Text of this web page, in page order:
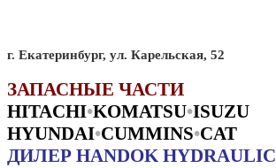
г. Екатеринбург, ул. Карельская, 52
ЗАПАСНЫЕ ЧАСТИ
HITACHI•KOMATSU•ISUZU
HYUNDAI•CUMMINS•CAT
ДИЛЕР HANDOK HYDRAULIC